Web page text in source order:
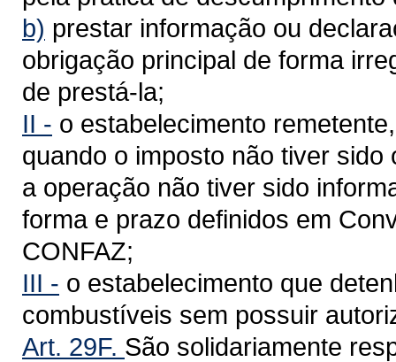
b) prestar informação ou
obrigação principal de forma
de prestá-la;
II - o estabelecimento
quando o imposto não tiver
a operação não tiver sido
forma e prazo definidos em
CONFAZ;
III - o estabelecimento que
combustíveis sem possuir
Art. 29F. São solidariamente